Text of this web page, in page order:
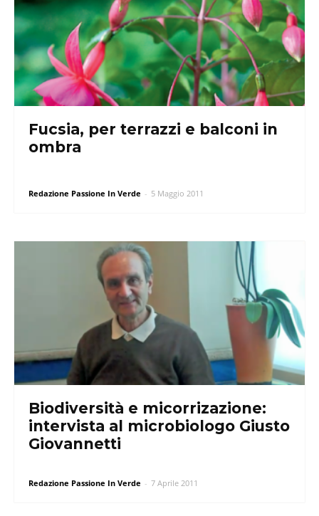
Fucsia, per terrazzi e balconi in
ombra
Redazione Passione In Verde - 5 Maggio 2011
Biodiversità e micorrizazione:
intervista al microbiologo Giusto
Giovannetti
Redazione Passione In Verde - 7 Aprile 2011